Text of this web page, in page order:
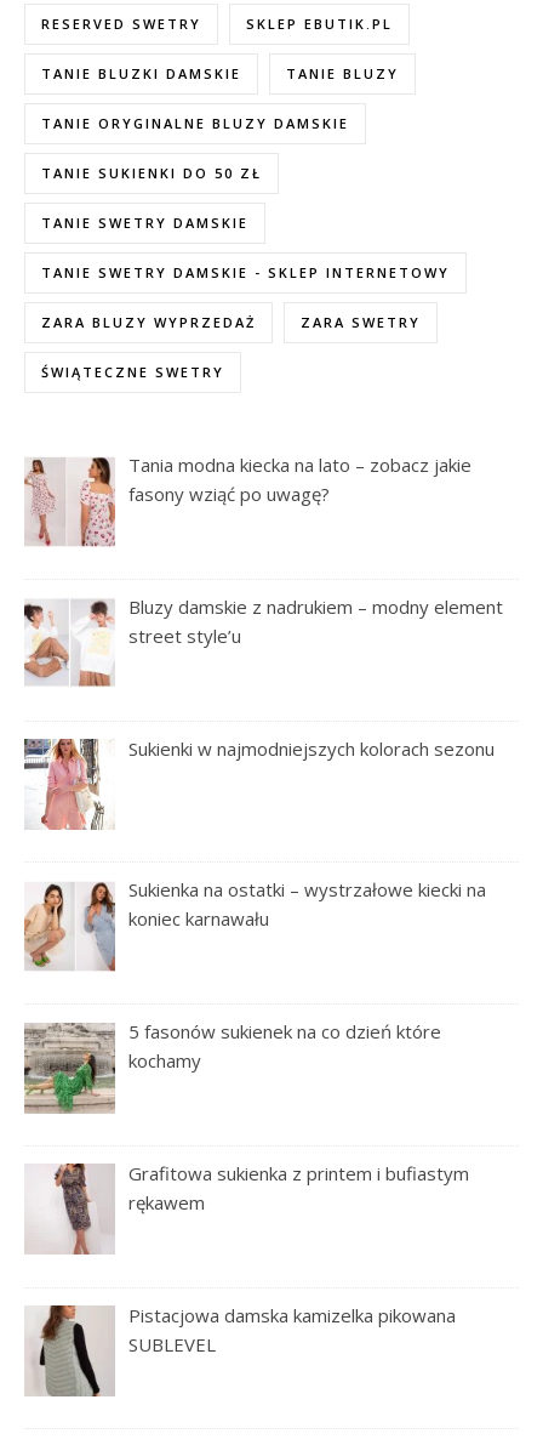
RESERVED SWETRY SKLEP EBUTIK.PL
TANIE BLUZKI DAMSKIE TANIE BLUZY
TANIE ORYGINALNE BLUZY DAMSKIE
TANIE SUKIENKI DO 50 ZŁ
TANIE SWETRY DAMSKIE
TANIE SWETRY DAMSKIE - SKLEP INTERNETOWY
ZARA BLUZY WYPRZEDAŻ ZARA SWETRY
ŚWIĄTECZNE SWETRY
Tania modna kiecka na lato – zobacz jakie
fasony wziąć po uwagę?
Bluzy damskie z nadrukiem – modny element
street style’u
Sukienki w najmodniejszych kolorach sezonu
Sukienka na ostatki – wystrzałowe kiecki na
koniec karnawału
5 fasonów sukienek na co dzień które
kochamy
Grafitowa sukienka z printem i bufiastym
rękawem
Pistacjowa damska kamizelka pikowana
SUBLEVEL